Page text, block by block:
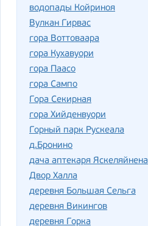
водопады Койриноя
Вулкан Гирвас
гора Воттоваара
гора Кухавуори
гора Паасо
гора Сампо
Гора Секирная
гора Хийденвуори
Горный парк Рускеала
д.Бронино
дача аптекаря Яскеляйнена
Двор Халла
деревня Большая Сельга
деревня Викингов
деревня Горка